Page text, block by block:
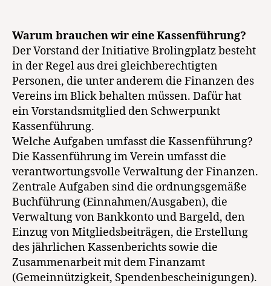
Warum brauchen wir eine Kassenführung?
Der Vorstand der Initiative Brolingplatz besteht
in der Regel aus drei gleichberechtigten
Personen, die unter anderem die Finanzen des
Vereins im Blick behalten müssen. Dafür hat
ein Vorstandsmitglied den Schwerpunkt
Kassenführung.
Welche Aufgaben umfasst die Kassenführung?
Die Kassenführung im Verein umfasst die
verantwortungsvolle Verwaltung der Finanzen.
Zentrale Aufgaben sind die ordnungsgemäße
Buchführung (Einnahmen/Ausgaben), die
Verwaltung von Bankkonto und Bargeld, den
Einzug von Mitgliedsbeiträgen, die Erstellung
des jährlichen Kassenberichts sowie die
Zusammenarbeit mit dem Finanzamt
(Gemeinnützigkeit, Spendenbescheinigungen).